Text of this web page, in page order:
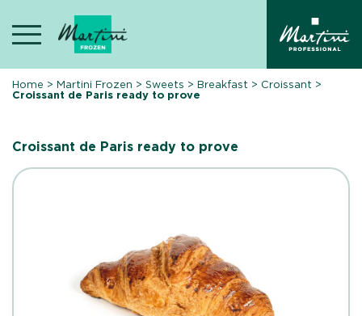
content
Home >Martini Frozen >Sweets >Breakfast > Croissant >
Croissant de Paris ready to prove
Croissant de Paris ready to prove